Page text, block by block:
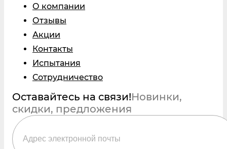
О компании
Отзывы
Акции
Контакты
Испытания
Сотрудничество
Оставайтесь на связи!Новинки,
скидки, предложения